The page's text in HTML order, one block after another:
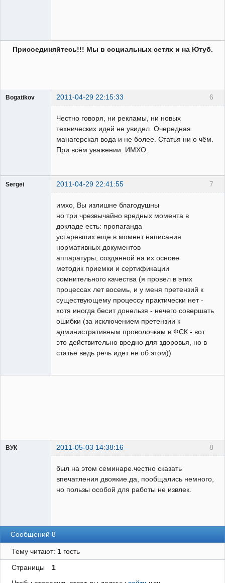
Присоединяйтесь!!! Мы в социальных сетях и на Ютуб.
6
Bogatikov 2011-04-29 22:15:33
Честно говоря, ни рекламы, ни новых
технических идей не увидел. Очередная
манагерская вода и не более. Статья ни о чём.
При всём уважении. ИМХО.
7
Sergei 2011-04-29 22:41:55
имхо, Вы излишне благодушны
но три чрезвычайно вредных момента в
докладе есть: пропаганда
устаревших еще в момент написания
нормативных документов
аппаратуры, созданной на их основе
методик приемки и сертификации
сомнительного качества (я провел в этих
процессах лет восемь, и у меня претензий к
существующему процессу практически нет -
хотя иногда бесит донельзя - нечего совершать
ошибки (за исключением претензии к
административным проволочкам в ФСК - вот
это действительно вредно для здоровья, но в
статье ведь речь идет не об этом))
8
ВУК 2011-05-03 14:38:16
был на этом семинаре.честно сказать
впечатления двоякие.да, пообщались немного,
но пользы особой для работы не извлек.
Сообщений 8
Тему читают: 1гость
Страницы
1